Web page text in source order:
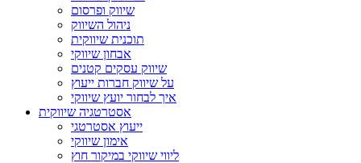
שיווק ופרסום
ניהול השיווק
תוכנית שיווקית
אבחון שיווקי
שיווק עסקים קטנים
על שיווק חברות ייעוץ
איך לבחור יועץ שיווקי
אסטרטגיה שיווקית
ייעוץ אסטרטגי
אימון שיווקי
ליווי שיווקי במיקור חוץ